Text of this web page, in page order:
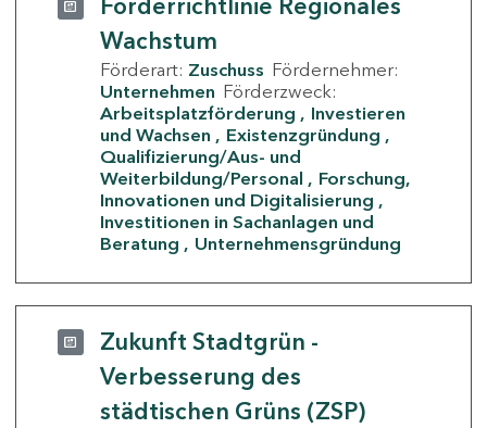
Förderrichtlinie Regionales
Wachstum
Förderart: Zuschuss Fördernehmer:
Unternehmen Förderzweck:
Arbeitsplatzförderung
Investieren
und Wachsen
Existenzgründung
Qualifizierung/Aus- und
Weiterbildung/Personal
Forschung,
Innovationen und Digitalisierung
Investitionen in Sachanlagen und
Beratung
Unternehmensgründung
Zukunft Stadtgrün -
Verbesserung des
städtischen Grüns (ZSP)